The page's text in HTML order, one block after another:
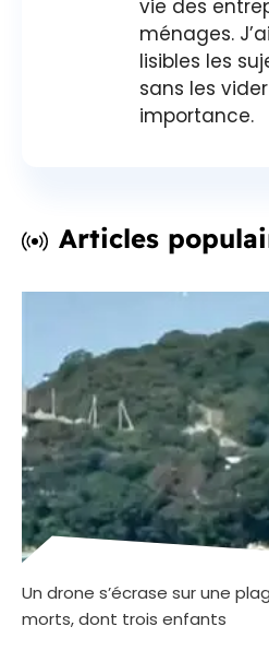
vie des
ménages.
lisibles les
sans les
importance.
Articles
Un drone s’écrase sur une
morts, dont trois enfants